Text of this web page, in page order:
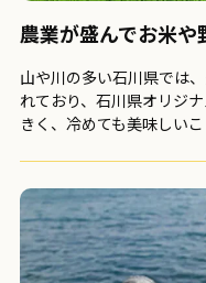
農業が盛んでお米や
山や川の多い石川県では
れており、石川県オリジ
きく、冷めても美味しい